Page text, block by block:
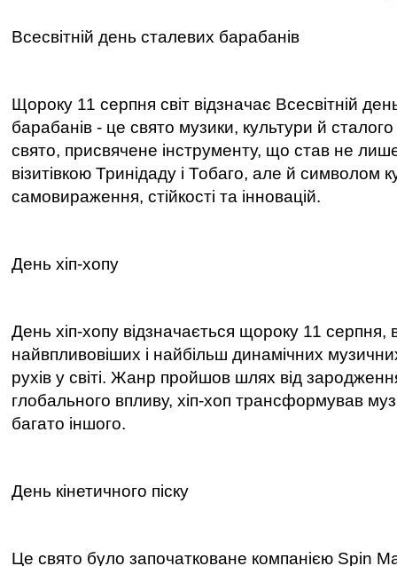
Всесвітній день сталевих барабанів
Щороку 11 серпня світ відзначає Всесвітній
барабанів - це свято музики, культури й сталого
свято, присвячене інструменту, що став не
візитівкою Тринідаду і Тобаго, але й символом
самовираження, стійкості та інновацій.
День хіп-хопу
День хіп-хопу відзначається щороку 11
найвпливовіших і найбільш динамічних
рухів у світі. Жанр пройшов шлях від
глобального впливу, хіп-хоп трансформував
багато іншого.
День кінетичного піску
Це свято було започатковане компанією Spin